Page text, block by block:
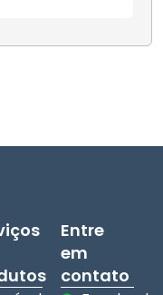
Entre
em
contato